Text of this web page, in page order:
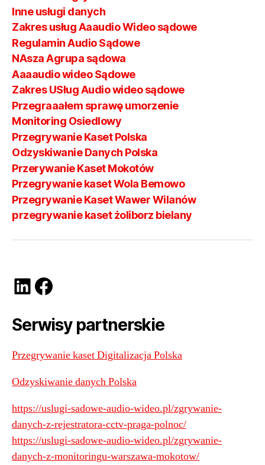
Inne usługi danych
Zakres usług Aaaudio Wideo sądowe
Regulamin Audio Sądowe
NAsza Agrupa sądowa
Aaaaudio wideo Sądowe
Zakres USług Audio wideo sądowe
Przegraaałem sprawę umorzenie
Monitoring Osiedlowy
Przegrywanie Kaset Polska
Odzyskiwanie Danych Polska
Przerywanie Kaset Mokotów
Przegrywanie kaset Wola Bemowo
Przegrywanie Kaset Wawer Wilanów
przegrywanie kaset żoliborz bielany
LinkedIn
Facebook
Serwisy partnerskie
Przegrywanie kaset Digitalizacja Polska
Odzyskiwanie danych Polska
https://uslugi-sadowe-audio-wideo.pl/zgrywanie-
danych-z-rejestratora-cctv-praga-polnoc/
https://uslugi-sadowe-audio-wideo.pl/zgrywanie-
danych-z-monitoringu-warszawa-mokotow/